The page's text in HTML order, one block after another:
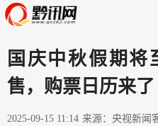
国庆中秋假期将
售，购票日历来了
2025-09-15 11:14 来源：央视新闻